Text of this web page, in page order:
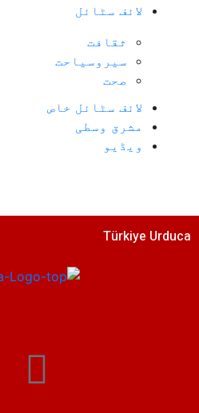
لائف سٹائل
ثقافت
سیروسیاحت
صحت
لائف سٹائل خاص
مشرق وسطی
ویڈیو
Türkiye Urduca